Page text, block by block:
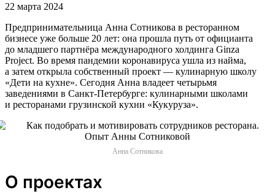
22 марта 2024
Предпринимательница Анна Сотникова в ресторанном
бизнесе уже больше 20 лет: она прошла путь от официанта
до младшего партнёра международного холдинга Ginza
Project. Во время пандемии коронавируса ушла из найма,
а затем открыла собственный проект — кулинарную школу
«Дети на кухне». Сегодня Анна владеет четырьмя
заведениями в Санкт-Петербурге: кулинарными школами
и ресторанами грузинской кухни «Кукуруза».
Анна Сотникова
О проектах